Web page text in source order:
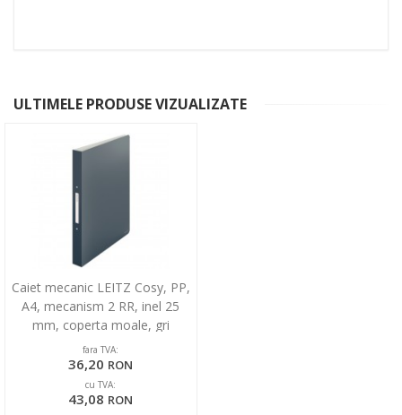
ULTIMELE PRODUSE VIZUALIZATE
Caiet mecanic LEITZ Cosy, PP,
A4, mecanism 2 RR, inel 25
mm, coperta moale, gri
antracit
fara TVA:
36,20 RON
cu TVA:
43,08 RON